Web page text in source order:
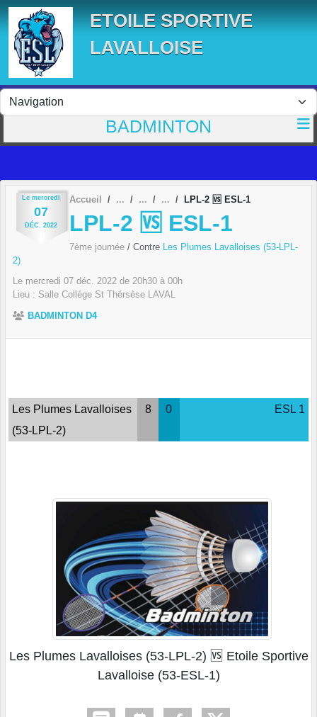
ETOILE SPORTIVE
LAVALLOISE
BADMINTON
Le mercredi
07
DÉC. 2022
Accueil LPL-2 🆚 ESL-1
LPL-2 🆚 ESL-1
7ème journée / Contre Les Plumes Lavalloises (53-LPL-
2)
Le mercredi 07 déc. 2022 de 20h30 à 00h
Lieu : Salle Collége St Thérsèse LAVAL
BADMINTON D4
Les Plumes Lavalloises
(53-LPL-2)
8 0 ESL 1
Les Plumes Lavalloises (53-LPL-2) 🆚 Etoile Sportive
Lavalloise (53-ESL-1)
Panneau de gestion des cookies